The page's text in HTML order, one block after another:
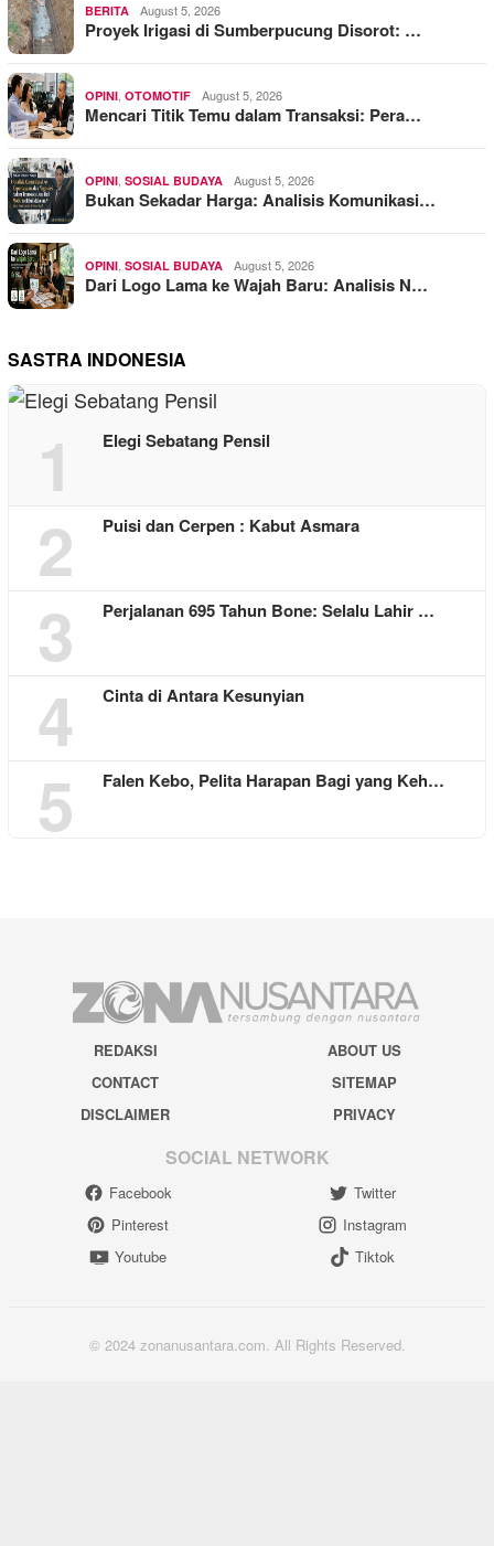
BERITA August 5, 2026
Proyek Irigasi di Sumberpucung Disorot: …
OPINI, OTOMOTIF August 5, 2026
Mencari Titik Temu dalam Transaksi: Pera…
OPINI, SOSIAL BUDAYA August 5, 2026
Bukan Sekadar Harga: Analisis Komunikasi…
OPINI, SOSIAL BUDAYA August 5, 2026
Dari Logo Lama ke Wajah Baru: Analisis N…
SASTRA INDONESIA
1 Elegi Sebatang Pensil
2 Puisi dan Cerpen : Kabut Asmara
3 Perjalanan 695 Tahun Bone: Selalu Lahir …
4 Cinta di Antara Kesunyian
5 Falen Kebo, Pelita Harapan Bagi yang Keh…
REDAKSI
ABOUT US
CONTACT
SITEMAP
DISCLAIMER
PRIVACY
SOCIAL NETWORK
Facebook
Twitter
Pinterest
Instagram
Youtube
Tiktok
© 2024 zonanusantara.com. All Rights Reserved.